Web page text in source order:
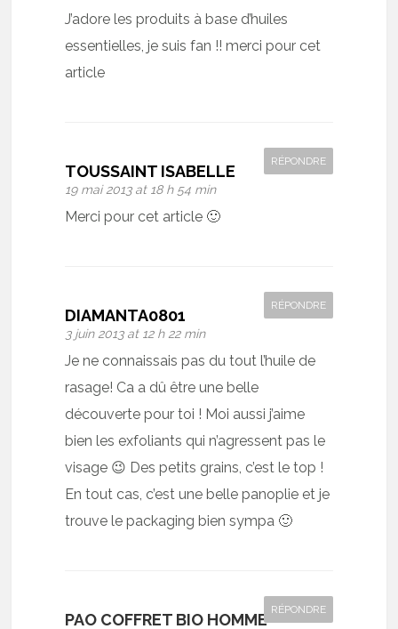
J’adore les produits à base d’huiles
essentielles, je suis fan !! merci pour cet
article
TOUSSAINT ISABELLE
19 mai 2013 at 18 h 54 min
RÉPONDRE
Merci pour cet article 🙂
DIAMANTA0801
3 juin 2013 at 12 h 22 min
RÉPONDRE
Je ne connaissais pas du tout l’huile de
rasage! Ca a dû être une belle
découverte pour toi ! Moi aussi j’aime
bien les exfoliants qui n’agressent pas le
visage 😉 Des petits grains, c’est le top !
En tout cas, c’est une belle panoplie et je
trouve le packaging bien sympa 🙂
PAO COFFRET BIO HOMME
RÉPONDRE